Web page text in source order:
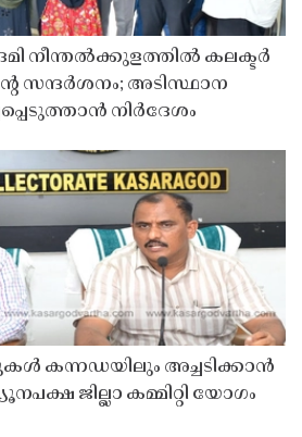
നീന്തൽക്കുളത്തിൽ കലക്ടർ
സന്ദർശനം; അടിസ്ഥാന
നിർദേശം
കന്നഡയിലും അച്ചടിക്കാൻ
ജില്ലാ കമ്മിറ്റി യോഗം